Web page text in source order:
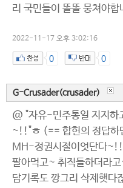
리 국민들이 똘똘 뭉쳐야합
2022-11-17 오후 3:02:16
0 0
G-Crusader(crusader)
@ "자유-민주통일 지지하
~!!"ㅎ (== 합헌의 정답하
MH-정권시절이엇단다
팔아먹고~ 취직들하더
담기록도 깡그리 삭제햇